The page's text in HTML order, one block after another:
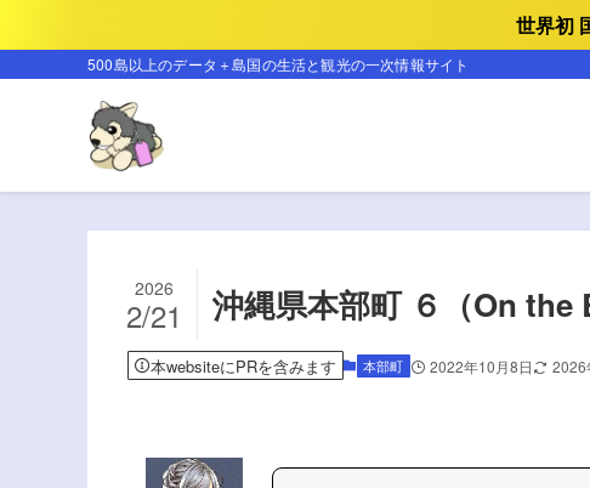
世界初
500島以上のデータ＋島国の生活と観光の一次情報サイト
沖縄県本部町 ６（On the
2026
2/21
本websiteにPRを含みます 本部町 2022年10月8日 2026